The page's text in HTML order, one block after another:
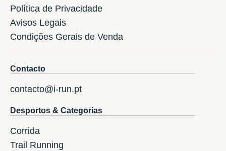
Política de Privacidade
Avisos Legais
Condições Gerais de Venda
Contacto
contacto@i-run.pt
Desportos & Categorias
Corrida
Trail Running